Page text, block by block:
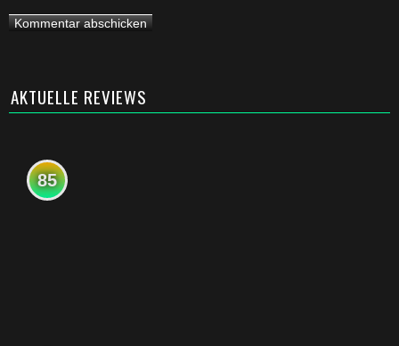
AKTUELLE REVIEWS
85